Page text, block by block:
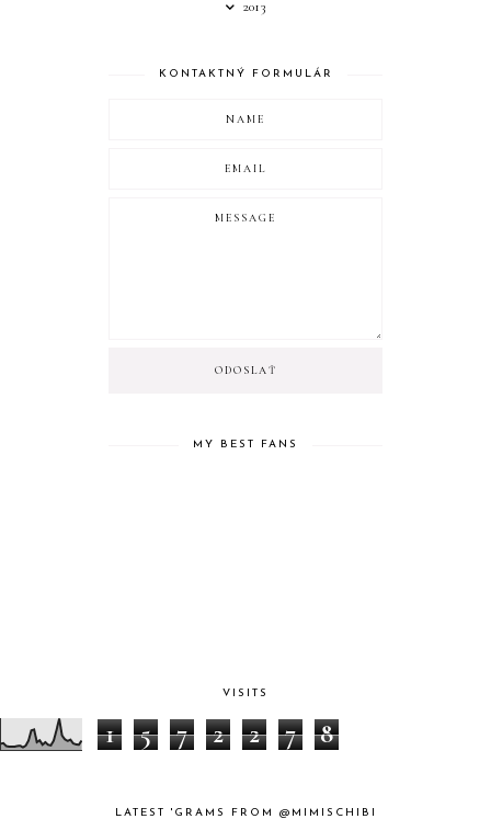
2013
KONTAKTNÝ FORMULÁR
MY BEST FANS
VISITS
1 5 7 2 2 7 8
LATEST 'GRAMS FROM @MIMISCHIBI